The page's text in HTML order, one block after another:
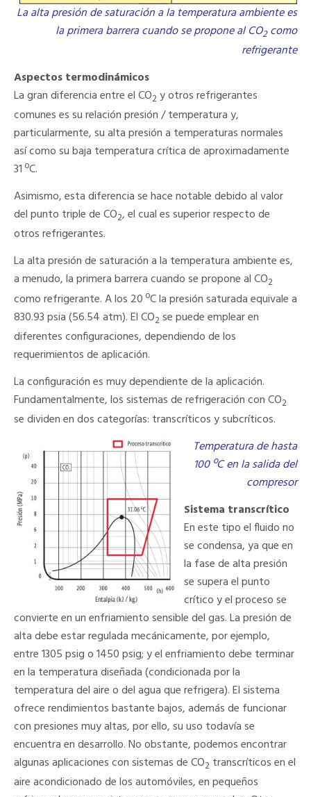
La alta presión de saturación a la temperatura ambiente es
la primera barrera cuando se propone al CO2como
refrigerante
Aspectos termodinámicos
La gran diferencia entre el CO2y otros refrigerantes
comunes es su relación presión / temperatura y,
particularmente, su alta presión a temperaturas normales
así como su baja temperatura crítica de aproximadamente
31 ºC.
Asimismo, esta diferencia se hace notable debido al valor
del punto triple de CO2, el cual es superior respecto de
otros refrigerantes.
La alta presión de saturación a la temperatura ambiente es,
a menudo, la primera barrera cuando se propone al CO2
como refrigerante. A los 20 ºC la presión saturada equivale a
830.93 psia (56.54 atm). El CO2se puede emplear en
diferentes configuraciones, dependiendo de los
requerimientos de aplicación.
La configuración es muy dependiente de la aplicación.
Fundamentalmente, los sistemas de refrigeración con CO2
se dividen en dos categorías: transcríticos y subcríticos.
Temperatura de hasta
100 ºC en la salida del
compresor
Sistema transcrítico
En este tipo el fluido no
se condensa, ya que en
la fase de alta presión
se supera el punto
crítico y el proceso se
convierte en un enfriamiento sensible del gas. La presión de
alta debe estar regulada mecánicamente, por ejemplo,
entre 1305 psig o 1450 psig; y el enfriamiento debe terminar
en la temperatura diseñada (condicionada por la
temperatura del aire o del agua que refrigera). El sistema
ofrece rendimientos bastante bajos, además de funcionar
con presiones muy altas, por ello, su uso todavía se
encuentra en desarrollo. No obstante, podemos encontrar
algunas aplicaciones con sistemas de CO2 transcríticos en el
aire acondicionado de los automóviles, en pequeños